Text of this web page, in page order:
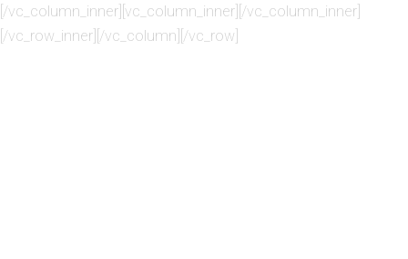
[/vc_column_inner][vc_column_inner][/vc_column_inner]
[/vc_row_inner][/vc_column][/vc_row]